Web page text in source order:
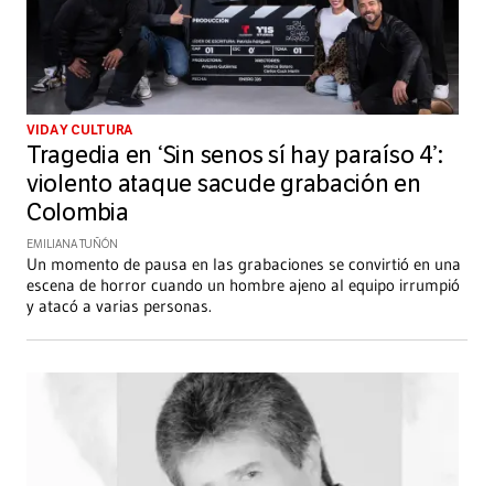
VIDA Y CULTURA
Tragedia en ‘Sin senos sí hay paraíso 4’:
violento ataque sacude grabación en
Colombia
EMILIANA TUÑÓN
Un momento de pausa en las grabaciones se convirtió en una
escena de horror cuando un hombre ajeno al equipo irrumpió
y atacó a varias personas.